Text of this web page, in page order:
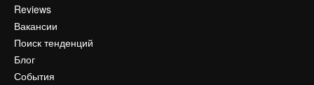
Reviews
Вакансии
Поиск тенденций
Блог
События